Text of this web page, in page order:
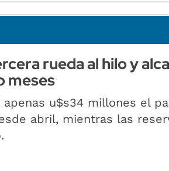
rueda al hilo y
meses
u$s34 millones el
abril, mientras las